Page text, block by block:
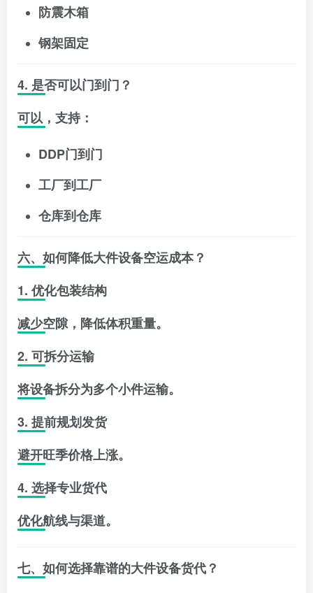
防震木箱
钢架固定
4. 是否可以门到门？
可以，支持：
DDP门到门
工厂到工厂
仓库到仓库
六、如何降低大件设备空运成本？
1. 优化包装结构
减少空隙，降低体积重量。
2. 可拆分运输
将设备拆分为多个小件运输。
3. 提前规划发货
避开旺季价格上涨。
4. 选择专业货代
优化航线与渠道。
七、如何选择靠谱的大件设备货代？